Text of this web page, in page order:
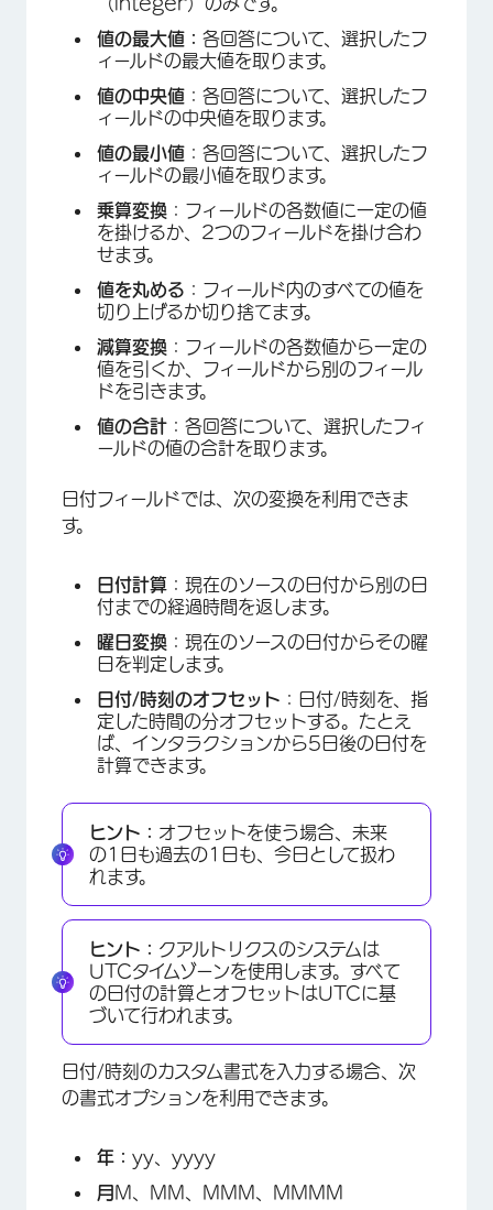
値の最大値： 各回答について、選択したフ
ィールドの最大値を取ります。
値の中央値 ：各回答について、選択したフ
ィールドの中央値を取ります。
値の最小値 ：各回答について、選択したフ
ィールドの最小値を取ります。
乗算変換 ：フィールドの各数値に一定の値
を掛けるか、2つのフィールドを掛け合わ
せます。
値を丸める ：フィールド内のすべての値を
切り上げるか切り捨てます。
減算変換 ：フィールドの各数値から一定の
値を引くか、フィールドから別のフィール
ドを引きます。
値の合計 ：各回答について、選択したフィ
ールドの値の合計を取ります。
日付フィールドでは、次の変換を利用できま
す。
日付計算 ：現在のソースの日付から別の日
付までの経過時間を返します。
曜日変換 ：現在のソースの日付からその曜
日を判定します。
日付/時刻のオフセット ：日付/時刻を、指
定した時間の分オフセットする。たとえ
ば、インタラクションから5日後の日付を
計算できます。
ヒント： オフセットを使う場合、未来
の1日も過去の1日も、今日として扱わ
れます。
ヒント： クアルトリクスのシステムは
UTCタイムゾーンを使用します。すべて
の日付の計算とオフセットはUTCに基
づいて行われます。
日付/時刻のカスタム書式を入力する場合、次
の書式オプションを利用できます。
年： yy、yyyy
月 M、MM、MMM、MMMM